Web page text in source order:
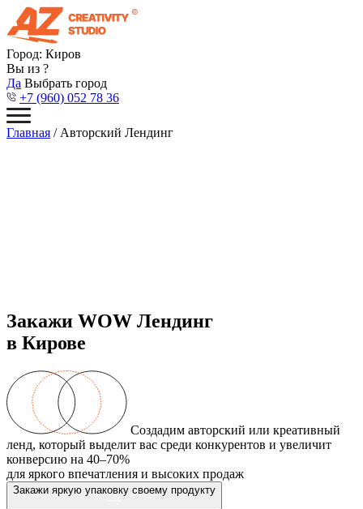
Город: Киров
Вы из ?
Да Выбрать город
+7 (960) 052 78 36
Главная / Авторский Лендинг
Закажи WOW Лендинг
в Кирове
Создадим авторский или креативный
ленд, который выделит вас среди конкурентов и увеличит
конверсию на 40–70%
для яркого впечатления и высоких продаж
Закажи яркую упаковку своему продукту